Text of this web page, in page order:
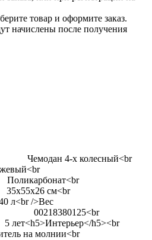
товар и оформите заказ.
начислены после получения
4-х колесный<br
см<br
л<br />Вес
h5><br
на молнии<br